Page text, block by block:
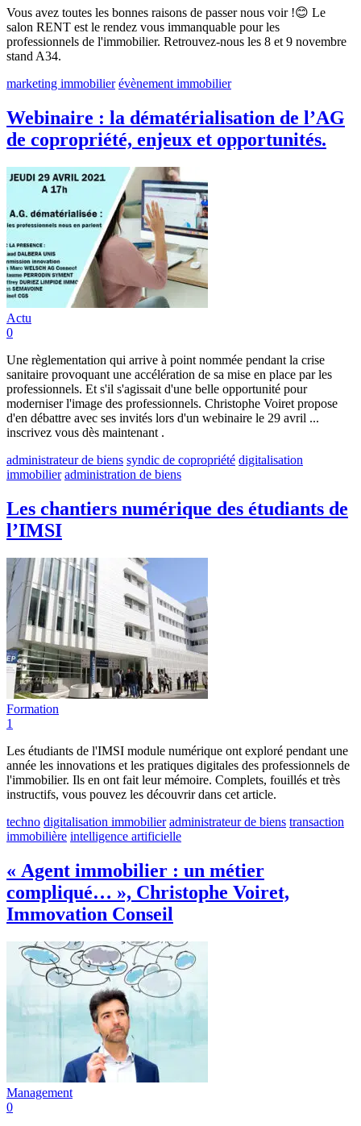
Vous avez toutes les bonnes raisons de passer nous voir !😊 Le
salon RENT est le rendez vous immanquable pour les
professionnels de l'immobilier. Retrouvez-nous les 8 et 9 novembre
stand A34.
marketing immobilier évènement immobilier
Webinaire : la dématérialisation de l’AG
de copropriété, enjeux et opportunités.
Actu
0
Une règlementation qui arrive à point nommée pendant la crise
sanitaire provoquant une accélération de sa mise en place par les
professionnels. Et s'il s'agissait d'une belle opportunité pour
moderniser l'image des professionnels. Christophe Voiret propose
d'en débattre avec ses invités lors d'un webinaire le 29 avril ...
inscrivez vous dès maintenant .
administrateur de biens syndic de copropriété digitalisation
immobilier administration de biens
Les chantiers numérique des étudiants de
l’IMSI
Formation
1
Les étudiants de l'IMSI module numérique ont exploré pendant une
année les innovations et les pratiques digitales des professionnels de
l'immobilier. Ils en ont fait leur mémoire. Complets, fouillés et très
instructifs, vous pouvez les découvrir dans cet article.
techno digitalisation immobilier administrateur de biens transaction
immobilière intelligence artificielle
« Agent immobilier : un métier
compliqué… », Christophe Voiret,
Immovation Conseil
Management
0